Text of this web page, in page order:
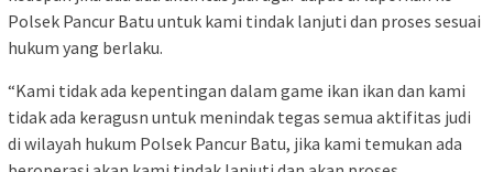
Polsek Pancur Batu untuk kami tindak lanjuti dan proses sesuai
hukum yang berlaku.
“Kami tidak ada kepentingan dalam game ikan ikan dan kami
tidak ada keragusn untuk menindak tegas semua aktifitas judi
di wilayah hukum Polsek Pancur Batu, jika kami temukan ada